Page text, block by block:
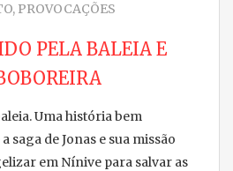
, PROVOCAÇÕES
PELA BALEIA E
Uma história bem
saga de Jonas e sua missão
em Nínive para salvar as